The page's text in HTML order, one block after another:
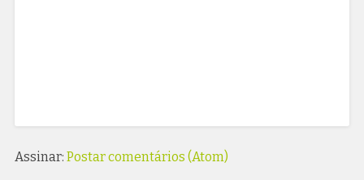
Assinar: Postar comentários (Atom)